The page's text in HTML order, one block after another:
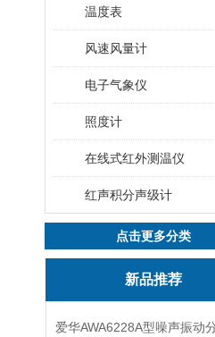
温度表
风速风量计
电子气象仪
照度计
在线式红外测温仪
红声积分声级计
点击更多分类
新品推荐